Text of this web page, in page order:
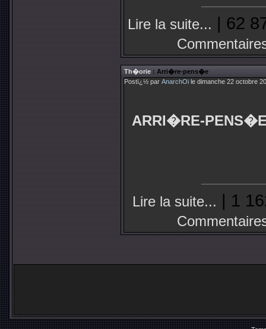
Lire la suite... | 62
Th�orie : Arri�re-pens�e
Postï¿½ par AnarchOi le dimanche 22 octobre
ARRI�RE-
Lire la suite... | 1